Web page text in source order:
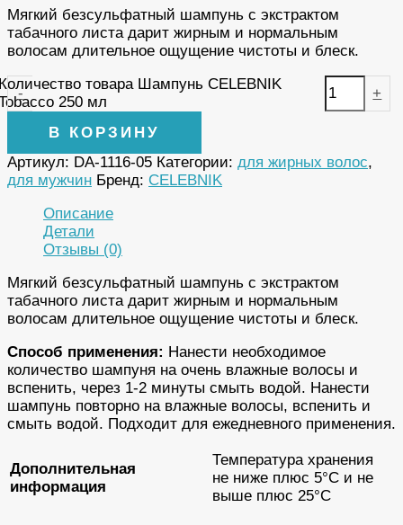
Мягкий безсульфатный шампунь с экстрактом
табачного листа дарит жирным и нормальным
волосам длительное ощущение чистоты и блеск.
-
товара Шампунь CELEBNIK
250 мл
+
В КОРЗИНУ
Артикул: DA-1116-05 Категории: для жирных волос,
для мужчин Бренд: CELEBNIK
Описание
Детали
Отзывы (0)
Мягкий безсульфатный шампунь с экстрактом
табачного листа дарит жирным и нормальным
волосам длительное ощущение чистоты и блеск.
Способ применения: Нанести необходимое
количество шампуня на очень влажные волосы и
вспенить, через 1-2 минуты смыть водой. Нанести
шампунь повторно на влажные волосы, вспенить и
смыть водой. Подходит для ежедневного применения.
Дополнительная
информация
Температура хранения
не ниже плюс 5°С и не
выше плюс 25°С